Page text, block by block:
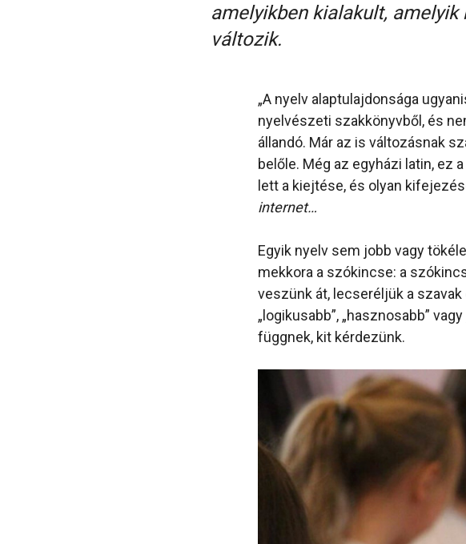
amelyikben kialakult,
változik.
„A nyelv alaptulajdonsága
nyelvészeti szakkönyvből, és
állandó. Már az is változásnak
belőle. Még az egyházi latin, ez
lett a kiejtése, és olyan
internet…
Egyik nyelv sem jobb vagy
mekkora a szókincse: a
veszünk át, lecseréljük a
„logikusabb”, „hasznosabb”
függnek, kit kérdezünk.